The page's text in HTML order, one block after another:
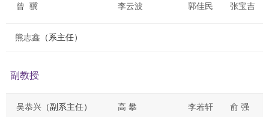
曾 骥 李云波 郭佳民 张宝吉
熊志鑫 （系主任）
副教授
吴恭兴 （副系主任） 高 攀 李若轩 俞 强